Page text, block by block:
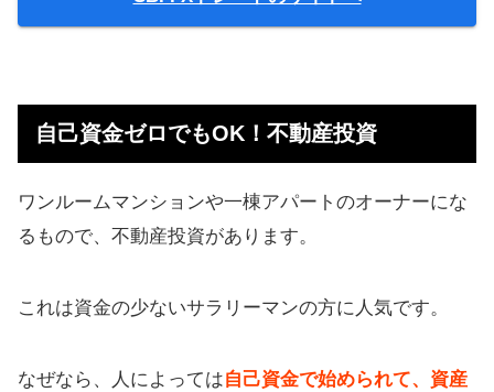
自己資金ゼロでもOK！不動産投資
ワンルームマンションや一棟アパートのオーナーにな
るもので、不動産投資があります。
これは資金の少ないサラリーマンの方に人気です。
なぜなら、人によっては自己資金で始められて、資産